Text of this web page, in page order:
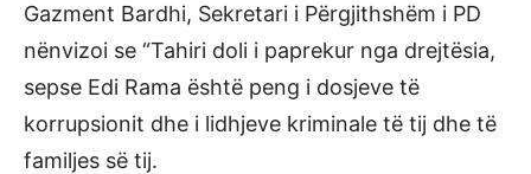
Gazment Bardhi, Sekretari i Përgjithshëm i PD
nënvizoi se “Tahiri doli i paprekur nga drejtësia,
sepse Edi Rama është peng i dosjeve të
korrupsionit dhe i lidhjeve kriminale të tij dhe të
familjes së tij.